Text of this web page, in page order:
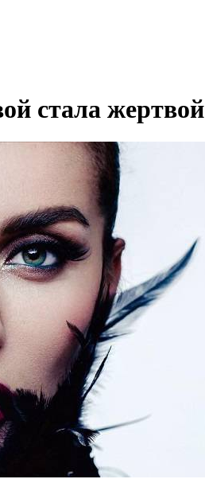
стала